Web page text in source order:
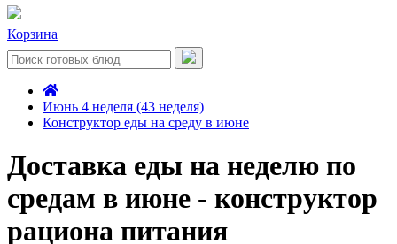
Корзина
Июнь 4 неделя (43 неделя)
Конструктор еды на среду в июне
Доставка еды на неделю по
средам в июне - конструктор
рациона питания